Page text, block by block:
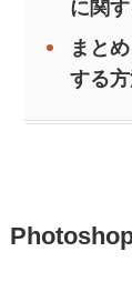
に関
まと
する